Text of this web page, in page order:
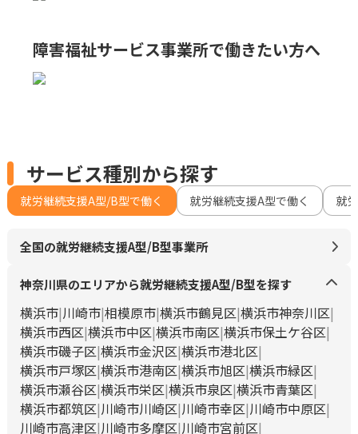
障害福祉サービス事業所で働きたい方へ
サービス種別から探す
就労継続支援A型/B型で働く 就労継続支援A型で働く 就
全国の就労継続支援A型/B型事業所
神奈川県のエリアから就労継続支援A型/B型を探す
横浜市 川崎市 相模原市 横浜市鶴見区 横浜市神奈川区
横浜市西区 横浜市中区 横浜市南区 横浜市保土ケ谷区
横浜市磯子区 横浜市金沢区 横浜市港北区
横浜市戸塚区 横浜市港南区 横浜市旭区 横浜市緑区
横浜市瀬谷区 横浜市栄区 横浜市泉区 横浜市青葉区
横浜市都筑区 川崎市川崎区 川崎市幸区 川崎市中原区
川崎市高津区 川崎市多摩区 川崎市宮前区